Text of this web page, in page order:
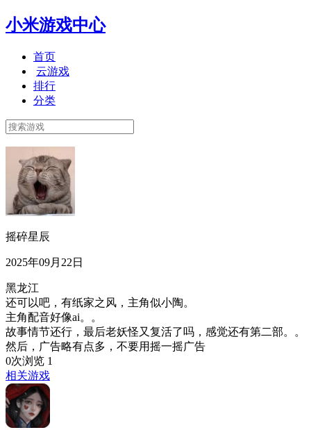
小米游戏中心
首页
云游戏
排行
分类
摇碎星辰
2025年09月22日
黑龙江
还可以吧，有纸家之风，主角似小陶。
主角配音好像ai。。
故事情节还行，最后老妖怪又复活了吗，感觉还有第二部。。
然后，广告略有点多，不要用摇一摇广告
0次浏览 1
相关游戏